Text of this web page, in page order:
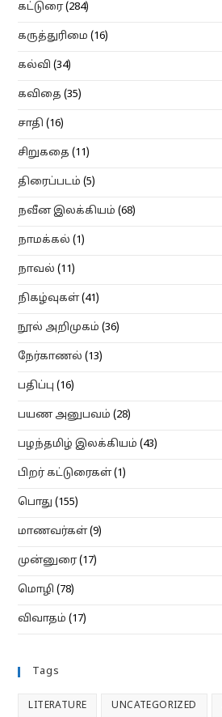
கட்டுரை(284)
கருத்துரிமை (16)
கல்வி (34)
கவிதை (35)
சாதி (16)
சிறுகதை (11)
திரைப்படம் (5)
நவீன இலக்கியம் (68)
நாமக்கல் (1)
நாவல் (11)
நிகழ்வுகள்(41)
நூல் அறிமுகம் (36)
நேர்காணல் (13)
பதிப்பு (16)
பயண அனுபவம் (28)
பழந்தமிழ் இலக்கியம் (43)
பிறர் கட்டுரைகள்(1)
பொது (155)
மாணவர்கள்(9)
முன்னுரை(17)
மொழி (78)
விவாதம் (17)
Tags
LITERATURE UNCATEGORIZED